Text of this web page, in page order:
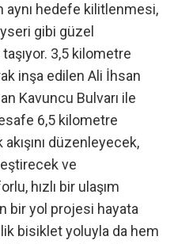
hedefe kilitlenmesi,
gibi güzel
3,5 kilometre
inşa edilen Ali İhsan
Kavuncu Bulvarı ile
6,5 kilometre
akışını düzenleyecek,
ve
hızlı bir ulaşım
bir yol projesi hayata
bisiklet yoluyla da hem